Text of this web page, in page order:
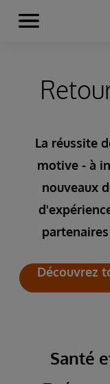
Skip to content
Menu
La réussite
motive - à
nouveaux
Découvrez
Santé